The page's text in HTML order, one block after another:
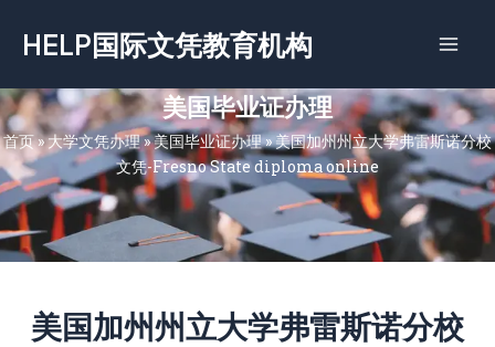
容
HELP国际文凭教育机构
美国毕业证办理
首页»大学文凭办理»美国毕业证办理»美国加州州立大学弗雷斯诺分校
文凭-Fresno State diploma online
美国加州州立大学弗雷斯诺分校